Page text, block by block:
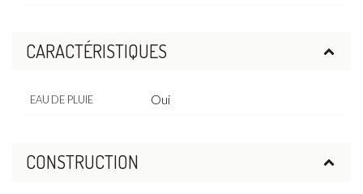
CARACTÉRISTIQUES
EAU DE PLUIE Oui
CONSTRUCTION